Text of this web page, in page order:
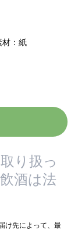
：紙
り扱っ
酒は法
け先によって、最